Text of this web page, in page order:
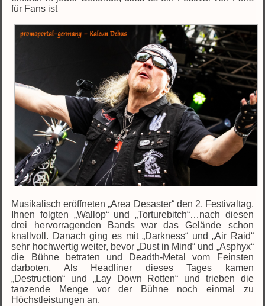
für Fans ist
Musikalisch eröffneten „Area Desaster“ den 2. Festivaltag.
Ihnen folgten „Wallop“ und „Torturebitch“…nach diesen
drei hervorragenden Bands war das Gelände schon
knallvoll. Danach ging es mit „Darkness“ und „Air Raid“
sehr hochwertig weiter, bevor „Dust in Mind“ und „Asphyx“
die Bühne betraten und Deadth-Metal vom Feinsten
darboten. Als Headliner dieses Tages kamen
„Destruction“ und „Lay Down Rotten“ und trieben die
tanzende Menge vor der Bühne noch einmal zu
Höchstleistungen an.